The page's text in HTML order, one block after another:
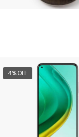
4% OFF